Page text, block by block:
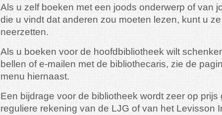
Als u zelf boeken met een joods onderwerp of van
die u vindt dat anderen zou moeten lezen, kunt u
neerzetten.
Als u boeken voor de hoofdbibliotheek wilt
bellen of e-mailen met de bibliothecaris, zie de
menu hiernaast.
Een bijdrage voor de bibliotheek wordt zeer op prijs
reguliere rekening van de LJG of van het Levisson